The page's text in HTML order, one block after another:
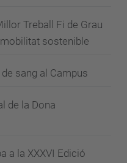
Treball Fi de Grau
sostenible
sang al Campus
de la Dona
a la XXXVI Edició